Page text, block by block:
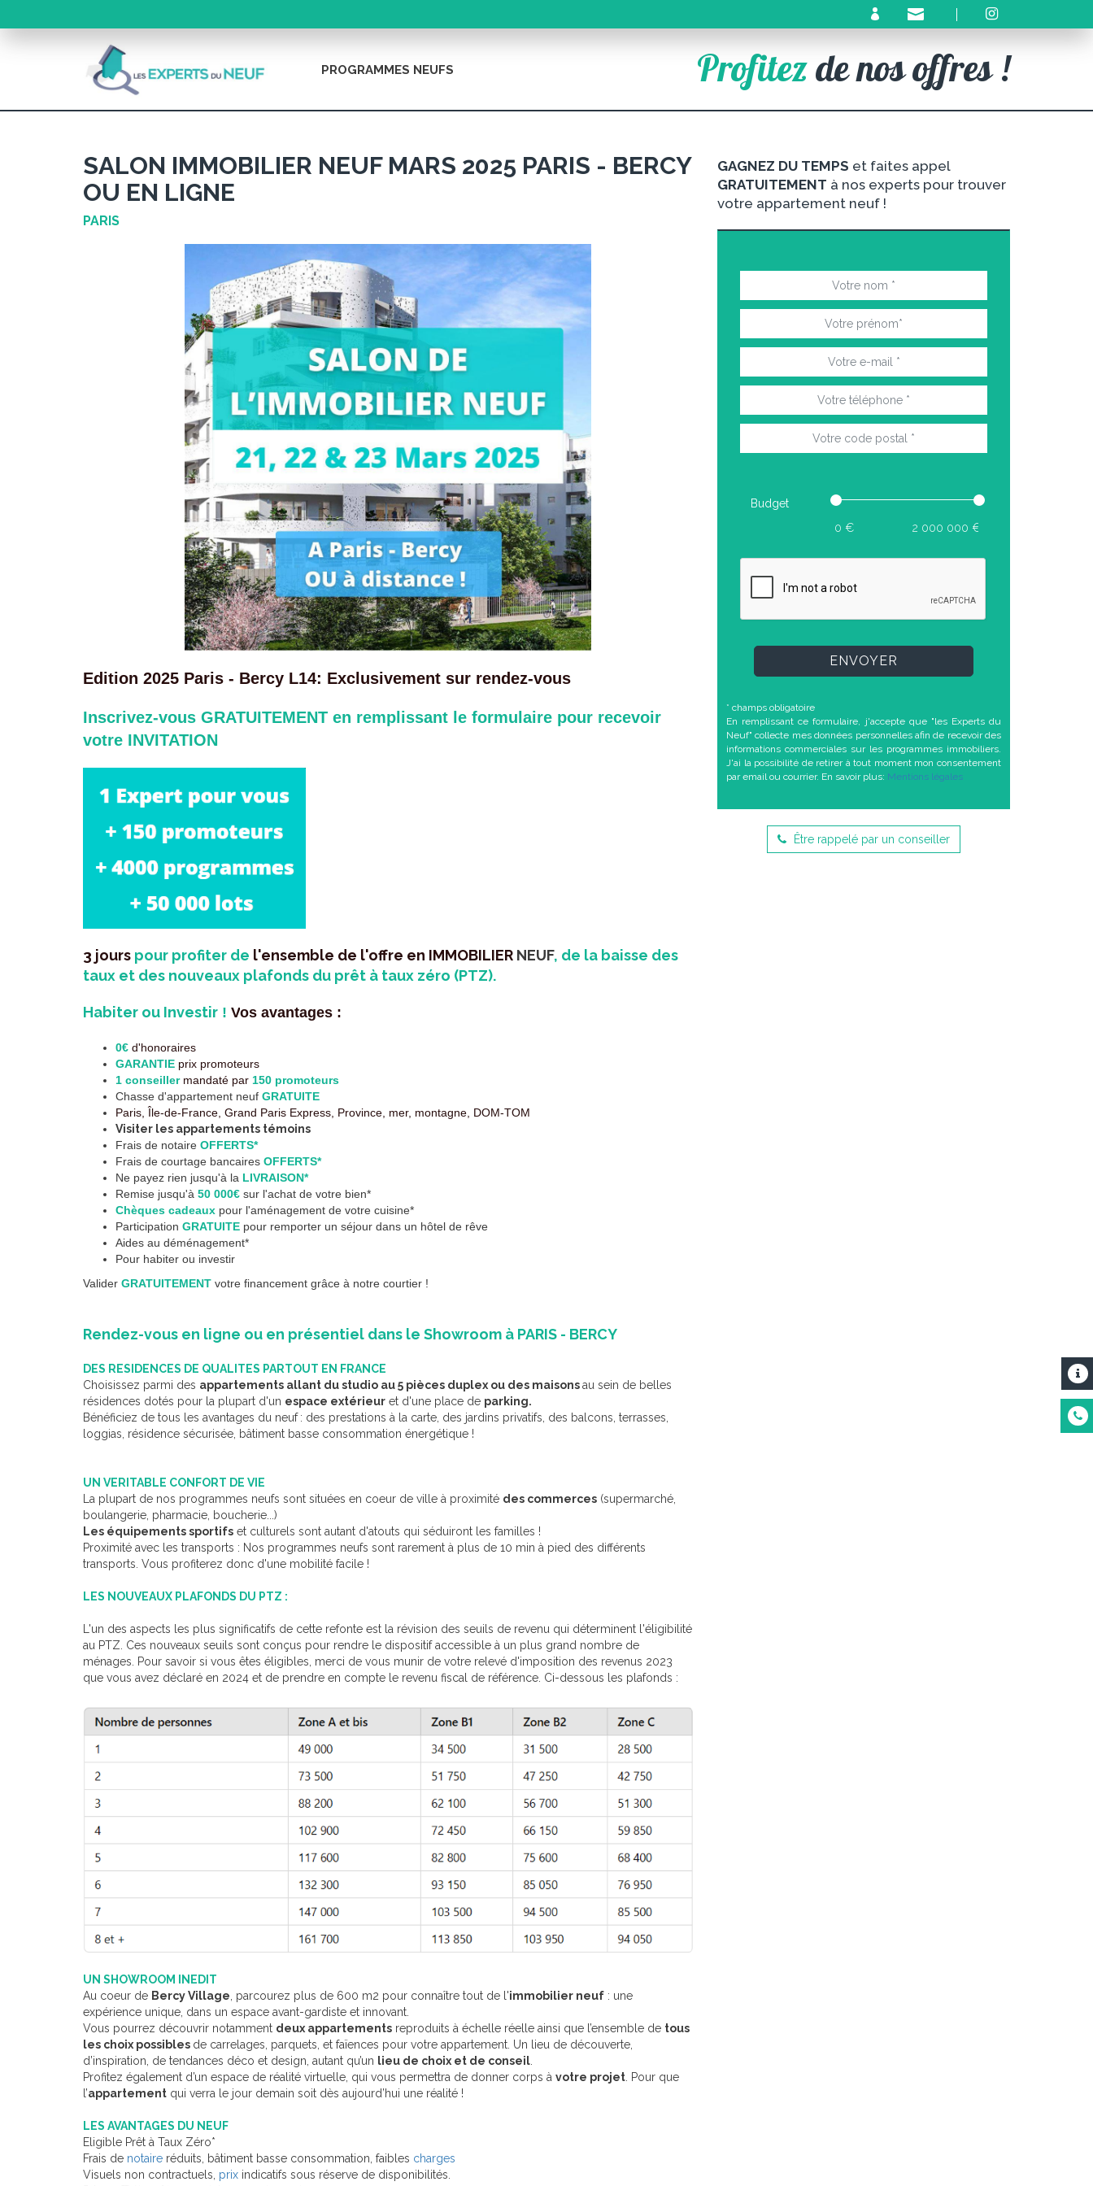
PROGRAMMES NEUFS Profitezde nos offres !
SALON IMMOBILIER NEUF MARS 2025 PARIS - BERCY
OU EN LIGNE
PARIS
Edition 2025 Paris - Bercy L14: Exclusivement sur rendez-vous
Inscrivez-vous GRATUITEMENT en remplissant le formulaire pour recevoir
votre INVITATION
3 jours pour profiter de l'ensemble de l'offre en IMMOBILIER NEUF, de la baisse des
taux et des nouveaux plafonds du prêt à taux zéro (PTZ).
Habiter ou Investir ! Vos avantages :
0€ d'honoraires
GARANTIE prix promoteurs
1 conseiller mandaté par 150 promoteurs
Chasse d'appartement neuf GRATUITE
Paris, Île-de-France, Grand Paris Express, Province, mer, montagne, DOM-TOM
Visiter les appartements témoins
Frais de notaire OFFERTS*
Frais de courtage bancaires OFFERTS*
Ne payez rien jusqu'à la LIVRAISON*
Remise jusqu'à 50 000€ sur l'achat de votre bien*
Chèques cadeaux pour l'aménagement de votre cuisine*
Participation GRATUITE pour remporter un séjour dans un hôtel de rêve
Aides au déménagement*
Pour habiter ou investir
Valider GRATUITEMENT votre financement grâce à notre courtier !
Rendez-vous en ligne ou en présentiel dans le Showroom à PARIS - BERCY
DES RESIDENCES DE QUALITES PARTOUT EN FRANCE
Choisissez parmi des appartements allant du studio au 5 pièces duplex ou des maisonsau sein de belles
résidences dotés pour la plupart d'un espace extérieur et d'une place de parking.
Bénéficiez de tous les avantages du neuf : des prestations à la carte, des jardins privatifs, des balcons, terrasses,
loggias, résidence sécurisée, bâtiment basse consommation énergétique !
UN VERITABLE CONFORT DE VIE
La plupart de nos programmes neufs sont situées en coeur de ville à proximité des commerces (supermarché,
boulangerie, pharmacie, boucherie...)
Les équipements sportifs et culturels sont autant d'atouts qui séduiront les familles !
Proximité avec les transports : Nos programmes neufs sont rarement à plus de 10 min à pied des différents
transports. Vous profiterez donc d'une mobilité facile !
LES NOUVEAUX PLAFONDS DU PTZ :
L'un des aspects les plus significatifs de cette refonte est la révision des seuils de revenu qui déterminent l'éligibilité
au PTZ. Ces nouveaux seuils sont conçus pour rendre le dispositif accessible à un plus grand nombre de
ménages. Pour savoir si vous êtes éligibles, merci de vous munir de votre relevé d'imposition des revenus 2023
que vous avez déclaré en 2024 et de prendre en compte le revenu fiscal de référence. Ci-dessous les plafonds :
UN SHOWROOM INEDIT
Au coeur de Bercy Village , parcourez plus de 600 m2 pour connaître tout de l'immobilier neuf : une
expérience unique, dans un espace avant-gardiste et innovant.
Vous pourrez découvrir notamment deux appartements reproduits à échelle réelle ainsi que l’ensemble de tous
les choix possibles de carrelages, parquets, et faïences pour votre appartement. Un lieu de découverte,
d’inspiration, de tendances déco et design, autant qu’un lieu de choix et de conseil
Profitez également d’un espace de réalité virtuelle, qui vous permettra de donner corps à votre projet . Pour que
l’appartement qui verra le jour demain soit dès aujourd’hui une réalité !
LES AVANTAGES DU NEUF
Eligible Prêt à Taux Zéro*
Frais de notaire réduits, bâtiment basse consommation, faibles charges
Visuels non contractuels, prix indicatifs sous réserve de disponibilités.
GAGNEZ DU TEMPS et faites appel
GRATUITEMENT à nos experts pour trouver
votre appartement neuf !
Budget
ENVOYER
* champs obligatoire
En remplissant ce formulaire, j'accepte que "les Experts du
Neuf" collecte mes données personnelles afin de recevoir des
informations commerciales sur les programmes immobiliers.
J'ai la possibilité de retirer à tout moment mon consentement
par email ou courrier. En savoir plus: Mentions légales
Être rappelé par un conseiller